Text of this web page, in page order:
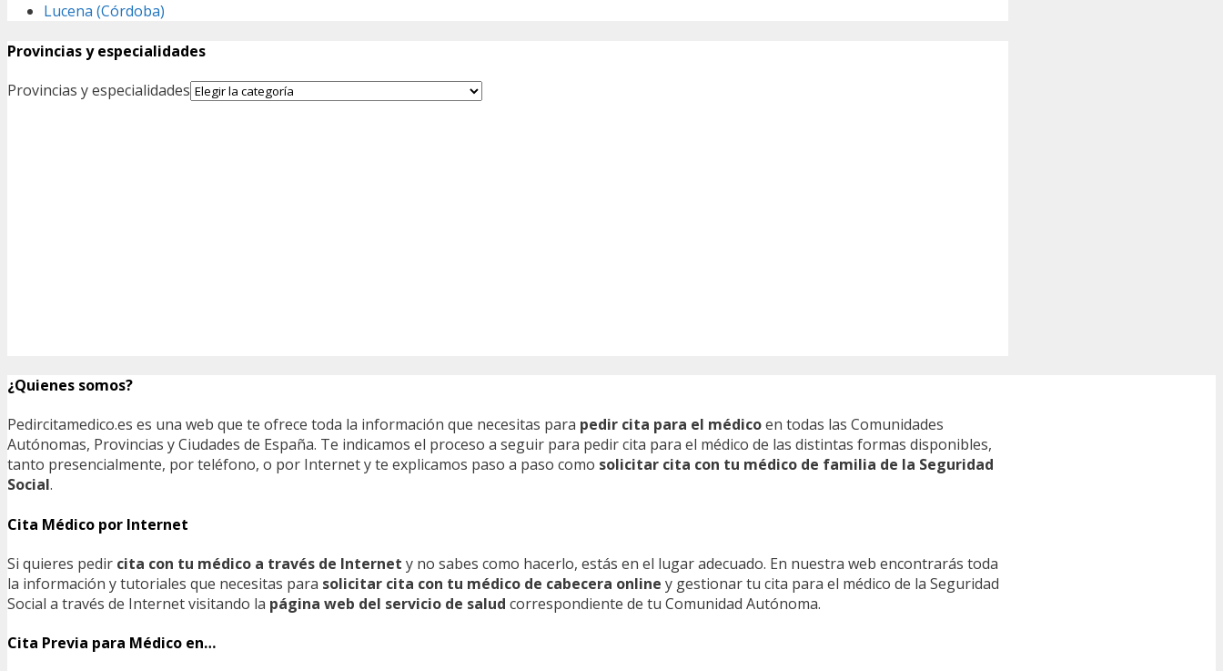
Lucena (Córdoba)
Provincias y especialidades
Provincias y especialidades
¿Quienes somos?
Pedircitamedico.es es una web que te ofrece toda la información que necesitas para pedir cita para el médicoen todas las Comunidades
Autónomas, Provincias y Ciudades de España. Te indicamos el proceso a seguir para pedir cita para el médico de las distintas formas disponibles,
tanto presencialmente, por teléfono, o por Internet y te explicamos paso a paso como solicitar cita con tu médico de familia de la Seguridad
Social.
Cita Médico por Internet
Si quieres pedir cita con tu médico a través de Internet y no sabes como hacerlo, estás en el lugar adecuado. En nuestra web encontrarás toda
la información y tutoriales que necesitas para solicitar cita con tu médico de cabecera online y gestionar tu cita para el médico de la Seguridad
Social a través de Internet visitando la página web del servicio de salud correspondiente de tu Comunidad Autónoma.
Cita Previa para Médico en…